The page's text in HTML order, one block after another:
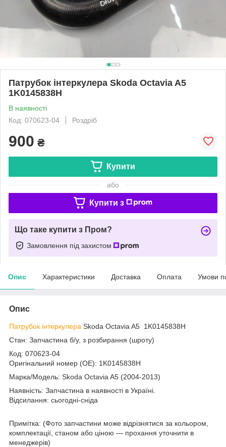
Патрубок інтеркулера Skoda Octavia A5
1K0145838H
В наявності
Код: 070623-04
Роздріб
900 ₴
Купити
або
Купити з
Що таке купити з Пром?
Замовлення під захистом
Опис Характеристики Доставка Оплата Умови
Опис
Патрубок інтеркулера Skoda Octavia A5 1K0145838H
Стан: Запчастина б/у, з розбирання (шроту)
Код: 070623-04
Оригінальний номер (ОЕ): 1K0145838H
Марка/Модель: Skoda Octavia A5 (2004-2013)
Наявність: Запчастина в наявності в Україні.
Відсилання: сьогодні-сніда
Примітка: (Фото запчастини може відрізнятися за кольором,
комплектації, станом або ціною — прохання уточнити в
менеджерів)